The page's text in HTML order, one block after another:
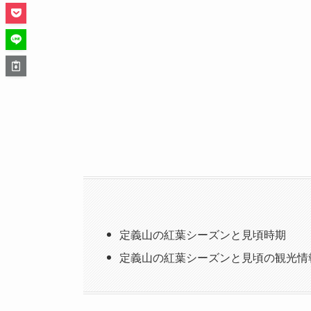
定義山の紅葉シーズンと見頃時期
定義山の紅葉シーズンと見頃の観光情